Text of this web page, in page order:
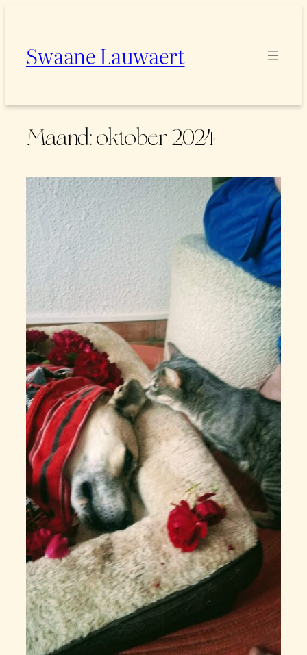
inhoudSwaane Lauwaert
Maand:oktober 2024